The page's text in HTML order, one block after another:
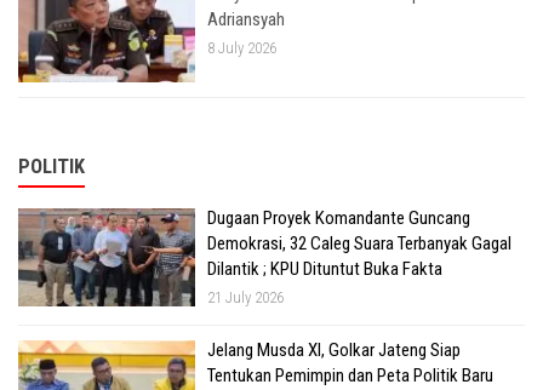
Adriansyah
8 July 2026
POLITIK
Dugaan Proyek Komandante Guncang
Demokrasi, 32 Caleg Suara Terbanyak Gagal
Dilantik ; KPU Dituntut Buka Fakta
21 July 2026
Jelang Musda XI, Golkar Jateng Siap
Tentukan Pemimpin dan Peta Politik Baru